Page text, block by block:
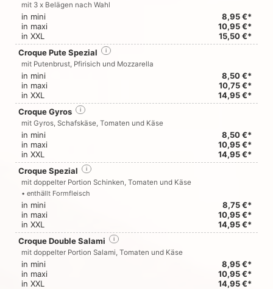
mit 3 x Belägen nach Wahl
in mini
8,95 €*
in maxi
10,95 €*
in XXL
15,50 €*
Croque Pute Spezial
i
mit Putenbrust, Pfirisich und Mozzarella
in mini
8,50 €*
in maxi
10,75 €*
in XXL
14,95 €*
Croque Gyros
i
mit Gyros, Schafskäse, Tomaten und Käse
in mini
8,50 €*
in maxi
10,95 €*
in XXL
14,95 €*
Croque Spezial
i
mit doppelter Portion Schinken, Tomaten und Käse
• enthällt Formfleisch
in mini
8,75 €*
in maxi
10,95 €*
in XXL
14,95 €*
Croque Double Salami
i
mit doppelter Portion Salami, Tomaten und Käse
in mini
8,95 €*
in maxi
10,95 €*
in XXL
14,95 €*